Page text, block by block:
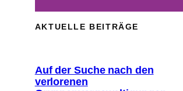
AKTUELLE BEITRÄGE
Auf der Suche nach den
verlorenen